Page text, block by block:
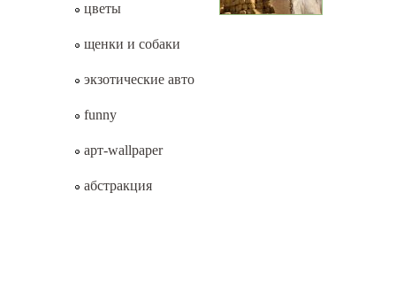
цветы
щенки и собаки
экзотические авто
funny
арт-wallpaper
абстракция